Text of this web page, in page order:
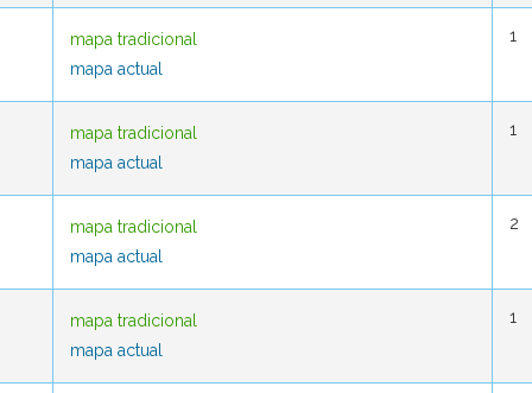
mapa tradicional
mapa actual
1
mapa tradicional
mapa actual
1
mapa tradicional
mapa actual
2
mapa tradicional
mapa actual
1
mapa tradicional
mapa actual
1
mapa tradicional
mapa actual
1
mapa tradicional
mapa actual
2
mapa tradicional
mapa actual
1